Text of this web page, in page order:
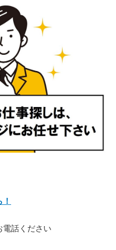
電話ください